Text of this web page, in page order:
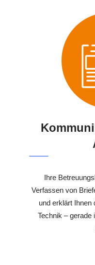
Ihre
Verfassen von
und erklärt Ihnen
Technik – gerade